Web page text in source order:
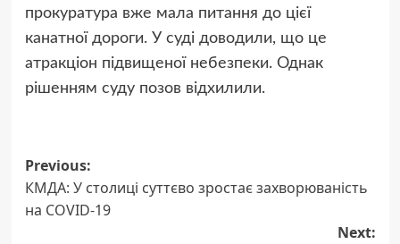
прокуратура вже мала питання до цієї
канатної дороги. У суді доводили, що це
атракціон підвищеної небезпеки. Однак
рішенням суду позов відхилили.
Post
navigation
Previous:
КМДА: У столиці суттєво зростає захворюваність
на COVID-19
Next: